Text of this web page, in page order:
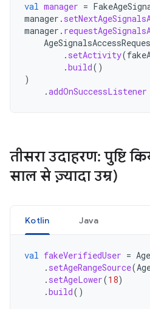
val manager =
manager .
manager .
. setActivity(
.build()
)
.addOnSuccessListener
तीसरा उदाहरण: पुष्टि
साल से ज़्यादा उम्र)
Kotlin Java
val fakeVerifiedUser =
. setAgeRangeSource(
. setAgeLower(18)
.build()